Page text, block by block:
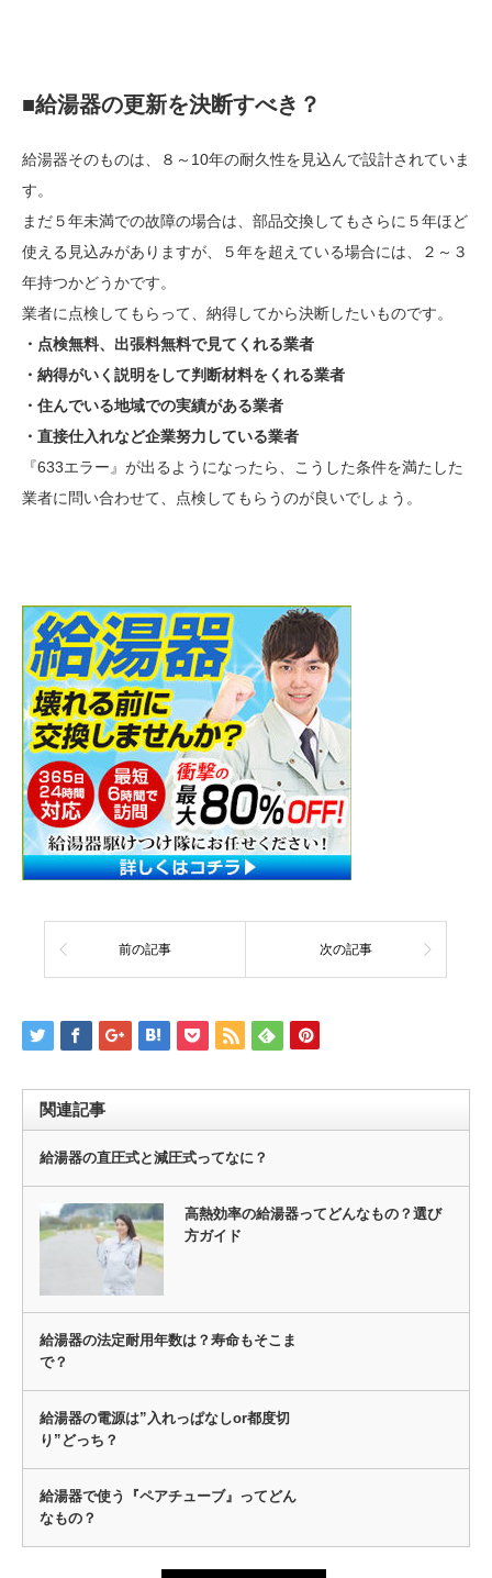
■給湯器の更新を決断すべき？
給湯器そのものは、８～10年の耐久性を見込んで設計されていま
す。
まだ５年未満での故障の場合は、部品交換してもさらに５年ほど
使える見込みがありますが、５年を超えている場合には、２～３
年持つかどうかです。
業者に点検してもらって、納得してから決断したいものです。
・点検無料、出張料無料で見てくれる業者
・納得がいく説明をして判断材料をくれる業者
・住んでいる地域での実績がある業者
・直接仕入れなど企業努力している業者
『633エラー』が出るようになったら、こうした条件を満たした
業者に問い合わせて、点検してもらうのが良いでしょう。
前の記事 次の記事
関連記事
給湯器の直圧式と減圧式ってなに？
高熱効率の給湯器ってどんなもの？選び
方ガイド
給湯器の法定耐用年数は？寿命もそこま
で？
給湯器の電源は”入れっぱなしor都度切
り”どっち？
給湯器で使う『ペアチューブ』ってどん
なもの？